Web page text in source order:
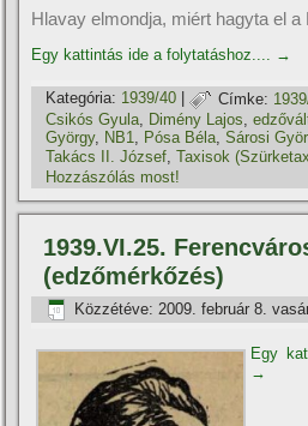
Hlavay elmondja, miért hagyta el a
Egy kattintás ide a folytatáshoz.... →
Kategória: 1939/40 | Címke:
Csikós Gyula, Dimény Lajos,
György, NB1, Pósa Béla,Sárosi
Takács II. József ,Taxisok
Hozzászólás most!
1939.VI.25.
(edzőmérkőzés)
Közzétéve: 2009. február 8.
Egy
→